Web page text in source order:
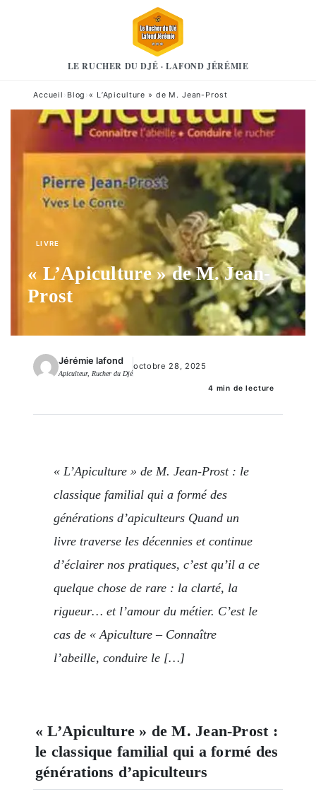
LE RUCHER DU DJÉ · LAFOND JÉRÉMIE
Accueil › Blog ›« L’Apiculture » de M. Jean-Prost
LIVRE
« L’Apiculture » de M. Jean-
Prost
Jérémie lafond
Apiculteur, Rucher du Djé
octobre 28, 2025
4 min de lecture
« L’Apiculture » de M. Jean-Prost : le
classique familial qui a formé des
générations d’apiculteurs Quand un
livre traverse les décennies et continue
d’éclairer nos pratiques, c’est qu’il a ce
quelque chose de rare : la clarté, la
rigueur… et l’amour du métier. C’est le
cas de « Apiculture – Connaître
l’abeille, conduire le […]
« L’Apiculture » de M. Jean-Prost :
le classique familial qui a formé des
générations d’apiculteurs